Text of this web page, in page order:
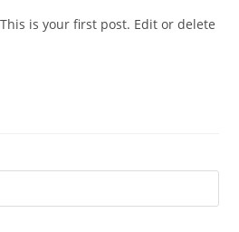
is your first post. Edit or delete